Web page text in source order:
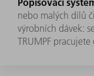
nebo malých dílů
výrobních dávek:
TRUMPF